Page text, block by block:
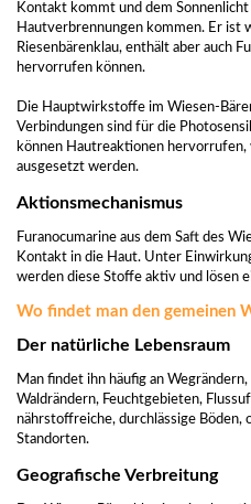
Kontakt kommt und dem
Hautverbrennungen kommen. Er ist
Riesenbärenklau, enthält aber auch
hervorrufen können.
Die Hauptwirkstoffe im Wiesen-
Verbindungen sind für die
können Hautreaktionen hervorrufen,
ausgesetzt werden.
Aktionsmechanismus
Furanocumarine aus dem Saft des
Kontakt in die Haut. Unter
werden diese Stoffe aktiv und lösen
Wo findet man den gemeinen
Der natürliche Lebensraum
Man findet ihn häufig an
Waldrändern, Feuchtgebieten,
nährstoffreiche, durchlässige Böden,
Standorten.
Geografische Verbreitung